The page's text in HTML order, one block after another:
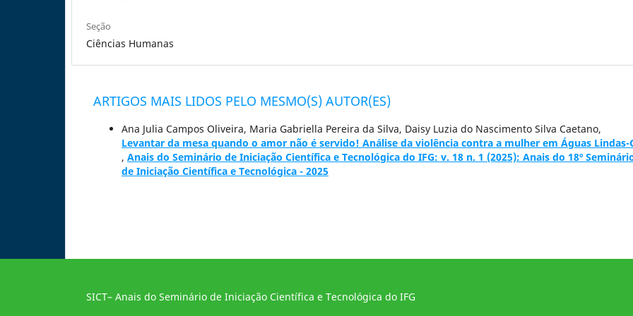
Seção
Ciências Humanas
ARTIGOS MAIS LIDOS PELO MESMO(S) AUTOR(ES)
Ana Julia Campos Oliveira, Maria Gabriella Pereira da Silva, Daisy Luzia do Nascimento Silva Caetano,
Levantar da mesa quando o amor não é servido! Análise da violência contra a mulher em Águas Lindas-
, Anais do Seminário de Iniciação Científica e Tecnológica do IFG: v. 18 n. 1 (2025): Anais do 18º
de Iniciação Científica e Tecnológica - 2025
SICT– Anais do Seminário de Iniciação Científica e Tecnológica do IFG